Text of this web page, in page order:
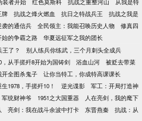
装者开始 红色莫斯科 抗战之重整河山
从我是特
牌 抗战之烽火燃血 抗日之特战兵王
抗战之我是
袭的通信兵 全民领主：我能召唤历史人物
修真四
始的争霸之路 华夏远征军之我的团长
了？
别人练兵你练武，三个月刺头全成兵
，从手搓歼8开始为国铸剑 浴血山河
被贬去带菜
全图杀鬼子
让你当特工，你成特高课课长
1978，手搓歼10！ 逆光谍影
军工：开局打造神
军统财神爷 1951之大国重器
人在亮剑，我的麾下
亮剑：我在战斗余波中打卡 东晋燕秦
抗战：从